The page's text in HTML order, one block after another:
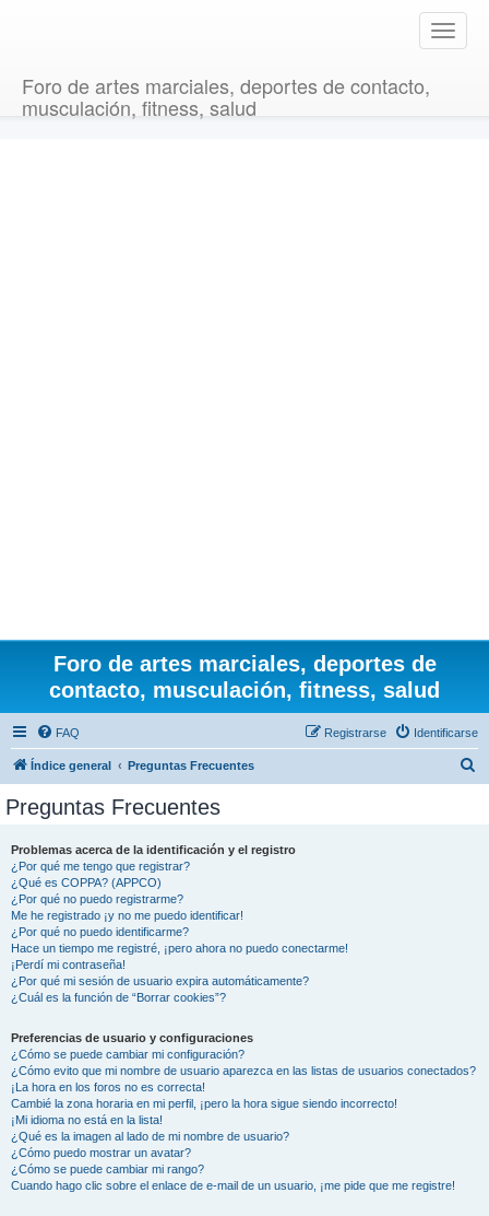
T
o
Foro de artes marciales, deportes de contacto,
musculación, fitness, salud
Foro de artes marciales, deportes de
contacto, musculación, fitness, salud
FAQ Identificarse
Registrarse
Índice general Preguntas Frecuentes
Preguntas Frecuentes
Problemas acerca de la identificación y el registro
¿Por qué me tengo que registrar?
¿Qué es COPPA? (APPCO)
¿Por qué no puedo registrarme?
Me he registrado ¡y no me puedo identificar!
¿Por qué no puedo identificarme?
Hace un tiempo me registré, ¡pero ahora no puedo conectarme!
¡Perdí mi contraseña!
¿Por qué mi sesión de usuario expira automáticamente?
¿Cuál es la función de “Borrar cookies”?
Preferencias de usuario y configuraciones
¿Cómo se puede cambiar mi configuración?
¿Cómo evito que mi nombre de usuario aparezca en las listas de usuarios conectados?
¡La hora en los foros no es correcta!
Cambié la zona horaria en mi perfil, ¡pero la hora sigue siendo incorrecto!
¡Mi idioma no está en la lista!
¿Qué es la imagen al lado de mi nombre de usuario?
¿Cómo puedo mostrar un avatar?
¿Cómo se puede cambiar mi rango?
Cuando hago clic sobre el enlace de e-mail de un usuario, ¡me pide que me registre!